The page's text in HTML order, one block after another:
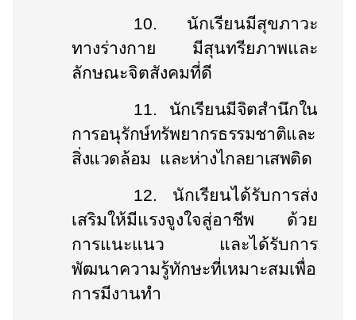
10.
นักเรียนมีสุขภาวะ
ทางร่างกาย มีสุนทรียภาพและ
ลักษณะจิตสังคมที่ดี
11.
นักเรียนมีจิตสำนึกใน
การอนุรักษ์ทรัพยากรธรรมชาติและ
สิ่งแวดล้อม และห่างไกลยาเสพติด
12.
นักเรียนได้รับการส่ง
เสริมให้มีแรงจูงใจสู่อาชีพ ด้วย
การแนะแนว และได้รับการ
พัฒนาความรู้ทักษะที่เหมาะสมเพื่อ
การมีงานทำ